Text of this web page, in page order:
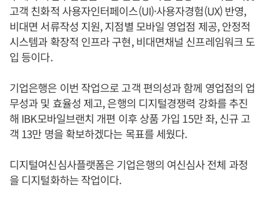
고객 친화적 사용자인터페이스(UI)·사용자경험(UX) 반영,
비대면 서류작성 지원, 지점별 모바일 영업점 제공, 안정적
시스템과 확장적 인프라 구현, 비대면채널 신프레임워크 도
입 등이다.
기업은행은 이번 작업으로 고객 편의성과 함께 영업점의 업
무성과 및 효율성 제고, 은행의 디지털경쟁력 강화를 추진
해 IBK모바일브랜치 개편 이후 상품 가입 15만 좌, 신규 고
객 13만 명을 확보하겠다는 목표를 세웠다.
디지털여신심사플랫폼은 기업은행의 여신심사 전체 과정
을 디지털화하는 작업이다.